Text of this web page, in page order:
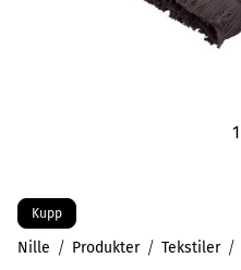
1
Kupp
Nille Produkter Tekstiler